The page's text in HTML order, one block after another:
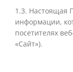
1.3. Настоящая
информации,
посетителях
«Сайт»).